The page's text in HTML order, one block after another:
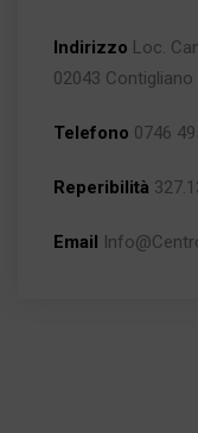
Indirizzo Loc.
02043 Contigliano
Telefono 0746
Reperibilità
Email